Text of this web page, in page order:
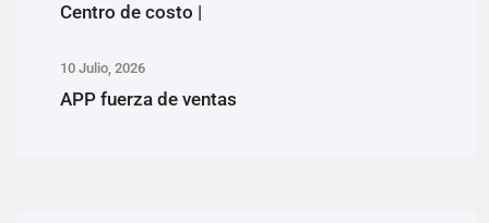
Centro de costo |
10 Julio, 2026
APP fuerza de ventas